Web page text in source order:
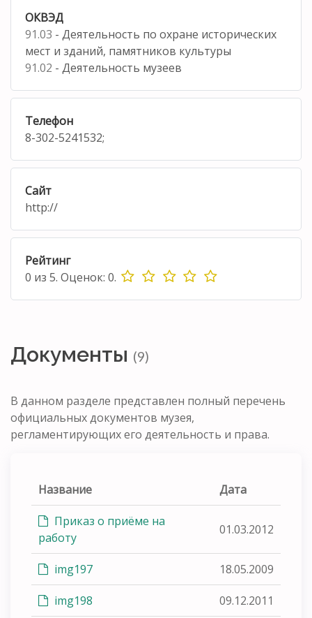
ОКВЭД
91.03 - Деятельность по охране исторических
мест и зданий, памятников культуры
91.02 - Деятельность музеев
Телефон
8-302-5241532;
Сайт
http://
Рейтинг
0 из 5. Оценок: 0.
Документы (9)
В данном разделе представлен полный перечень
официальных документов музея,
регламентирующих его деятельность и права.
Название Дата
Приказ о приёме на
работу
01.03.2012
img197 18.05.2009
img198 09.12.2011